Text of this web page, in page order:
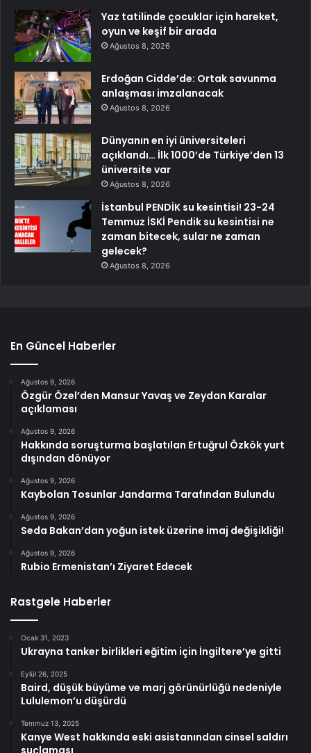
Yaz tatilinde çocuklar için hareket,
oyun ve keşif bir arada
Ağustos 8, 2026
Erdoğan Cidde’de: Ortak savunma
anlaşması imzalanacak
Ağustos 8, 2026
Dünyanın en iyi üniversiteleri
açıklandı… İlk 1000’de Türkiye’den 13
üniversite var
Ağustos 8, 2026
İstanbul PENDİK su kesintisi! 23-24
Temmuz İSKİ Pendik su kesintisi ne
zaman bitecek, sular ne zaman
gelecek?
Ağustos 8, 2026
En Güncel Haberler
Ağustos 9, 2026
Özgür Özel’den Mansur Yavaş ve Zeydan Karalar
açıklaması
Ağustos 9, 2026
Hakkında soruşturma başlatılan Ertuğrul Özkök yurt
dışından dönüyor
Ağustos 9, 2026
Kaybolan Tosunlar Jandarma Tarafından Bulundu
Ağustos 9, 2026
Seda Bakan’dan yoğun istek üzerine imaj değişikliği!
Ağustos 9, 2026
Rubio Ermenistan’ı Ziyaret Edecek
Rastgele Haberler
Ocak 31, 2023
Ukrayna tanker birlikleri eğitim için İngiltere’ye gitti
Eylül 26, 2025
Baird, düşük büyüme ve marj görünürlüğü nedeniyle
Lululemon’u düşürdü
Temmuz 13, 2025
Kanye West hakkında eski asistanından cinsel saldırı